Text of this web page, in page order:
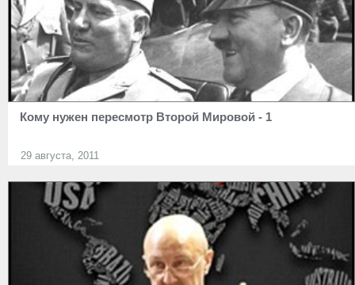
Кому нужен пересмотр Второй Мировой - 1
29 августа, 2011